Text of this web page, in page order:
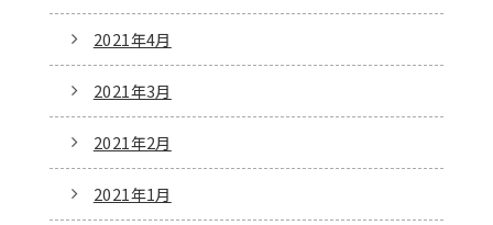
2021年4月
2021年3月
2021年2月
2021年1月